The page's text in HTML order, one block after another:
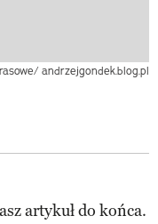
andrzejgondek.blog.pl
artykuł do końca.